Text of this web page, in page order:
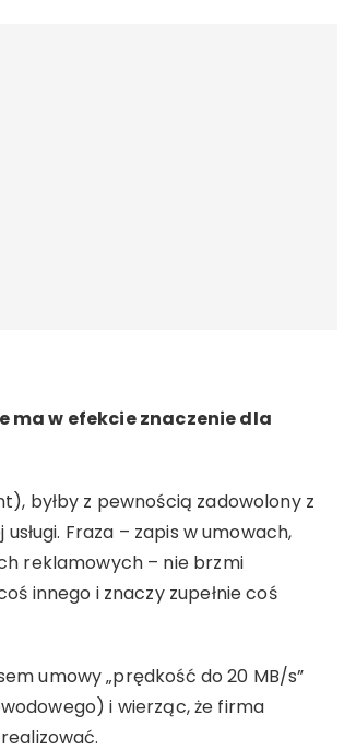
ma w efekcie znaczenie dla
byłby z pewnością zadowolony z
Fraza – zapis w umowach,
reklamowych – nie brzmi
innego i znaczy zupełnie coś
umowy „prędkość do 20 MB/s”
i wierząc, że firma